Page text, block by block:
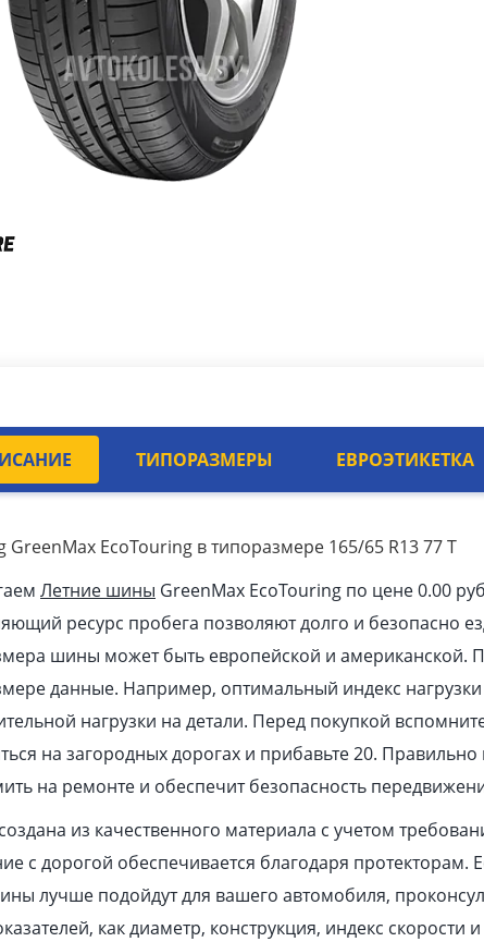
ТИПОРАЗМЕРЫ ЕВРОЭТИКЕТКА
GreenMax EcoTouring в типоразмере 165/65 R13 77 T
Летние шины GreenMax EcoTouring по цене 0.00 pуб
ресурс пробега позволяют долго и безопасно
шины может быть европейской и американской.
данные. Например, оптимальный индекс
нагрузки на детали. Перед покупкой
на загородных дорогах и прибавьте 20.
на ремонте и обеспечит безопасность
из качественного материала с учетом
с дорогой обеспечивается благодаря протекторам.
лучше подойдут для вашего автомобиля,
как диаметр, конструкция, индекс скорости